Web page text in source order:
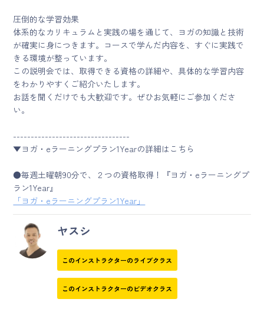
圧倒的な学習効果
体系的なカリキュラムと実践の場を通じて、ヨガの知識と技術
が確実に身につきます。コースで学んだ内容を、すぐに実践で
きる環境が整っています。
この説明会では、取得できる資格の詳細や、具体的な学習内容
をわかりやすくご紹介いたします。
お話を聞くだけでも大歓迎です。ぜひお気軽にご参加くださ
い。
---------------------------------
▼ヨガ・eラーニングプラン1Yearの詳細はこちら
●毎週土曜朝90分で、２つの資格取得！『ヨガ・eラーニングプ
ラン1Year』
「ヨガ・eラーニングプラン1Year」
ヤスシ
このインストラクターのライブクラス
このインストラクターのビデオクラス